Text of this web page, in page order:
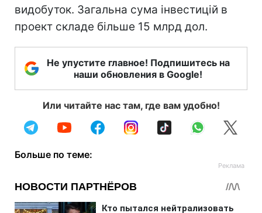
видобуток. Загальна сума інвестицій в
проект складе більше 15 млрд дол.
Не упустите главное! Подпишитесь на
наши обновления в Google!
Или читайте нас там, где вам удобно!
Больше по теме: